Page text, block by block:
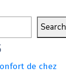
Search
de chez